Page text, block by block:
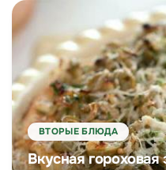
ВТОРЫЕ БЛЮДА
Вкусная